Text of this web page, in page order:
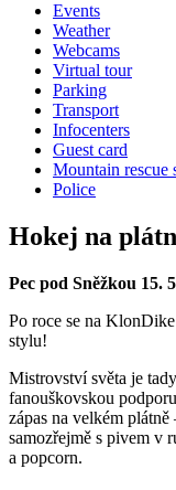
Events
Weather
Webcams
Virtual tour
Parking
Transport
Infocenters
Guest card
Mountain rescue
Police
Hokej na
Pec pod Sněžkou 15.
Po roce se na
stylu!
Mistrovství světa je
fanouškovskou
zápas na velkém
samozřejmě s pivem v
a popcorn.